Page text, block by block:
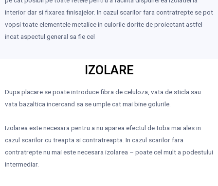
interior dar si fixarea finisajelor. In cazul scarilor fara contratrepte se pot
vopsi toate elementele metalice in culorile dorite de proiectant astfel
incat aspectul general sa fie cel
IZOLARE
Dupa placare se poate introduce fibra de celuloza, vata de sticla sau
vata bazaltica incercand sa se umple cat mai bine golurile.
Izolarea este necesara pentru a nu aparea efectul de toba mai ales in
cazul scarilor cu treapta si contratreapta. In cazul scarilor fara
contratrepte nu mai este necesara izolarea – poate cel mult a podestului
intermediar.